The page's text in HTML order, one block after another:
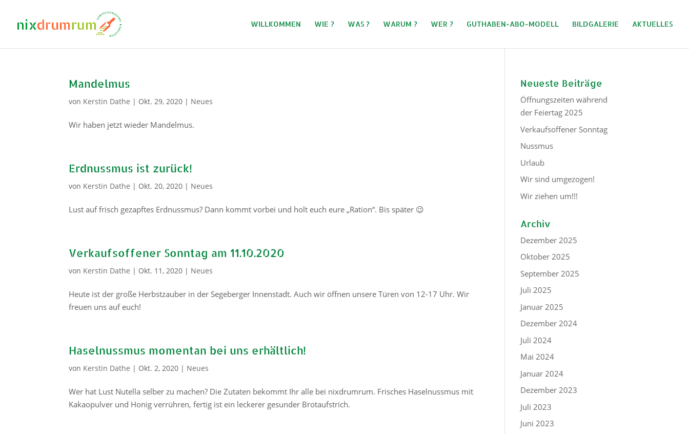
WILLKOMMEN WIE ? WAS ? WARUM ? WER ? GUTHABEN-ABO-MODELL BILDGALERIE AKTUELLES
Mandelmus
von Kerstin Dathe | Okt. 29, 2020 | Neues
Wir haben jetzt wieder Mandelmus.
Erdnussmus ist zurück!
von Kerstin Dathe | Okt. 20, 2020 | Neues
Lust auf frisch gezapftes Erdnussmus? Dann kommt vorbei und holt euch eure „Ration“. Bis später 😉
Verkaufsoffener Sonntag am 11.10.2020
von Kerstin Dathe | Okt. 11, 2020 | Neues
Heute ist der große Herbstzauber in der Segeberger Innenstadt. Auch wir öffnen unsere Türen von 12-17 Uhr. Wir
freuen uns auf euch!
Haselnussmus momentan bei uns erhältlich!
von Kerstin Dathe | Okt. 2, 2020 | Neues
Wer hat Lust Nutella selber zu machen? Die Zutaten bekommt Ihr alle bei nixdrumrum. Frisches Haselnussmus mit
Kakaopulver und Honig verrühren, fertig ist ein leckerer gesunder Brotaufstrich.
Neueste Beiträge
Öffnungszeiten während
der Feiertag 2025
Verkaufsoffener Sonntag
Nussmus
Urlaub
Wir sind umgezogen!
Wir ziehen um!!!
Archiv
Dezember 2025
Oktober 2025
September 2025
Juli 2025
Januar 2025
Dezember 2024
Juli 2024
Mai 2024
Januar 2024
Dezember 2023
Juli 2023
Juni 2023